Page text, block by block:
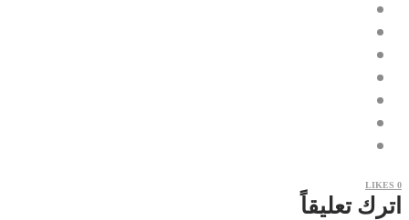
0
LIKES
اترك تعليقاً